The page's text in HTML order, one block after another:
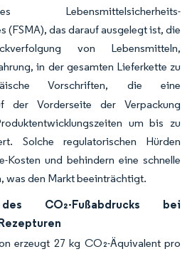
(FSMA), das darauf ausgelegt ist, die
von Lebensmitteln,
in der gesamten Lieferkette zu
Vorschriften, die eine
der Vorderseite der Verpackung
um bis zu
Solche regulatorischen Hürden
Kosten und behindern eine schnelle
was den Markt beeinträchtigt.
CO₂-Fußabdrucks bei
erzeugt 27 kg CO₂-Äquivalent pro